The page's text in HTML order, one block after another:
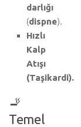
darlığı
(dispne).
Hızlı
Kalp
Atışı
(Taşikardi).
🚬
Temel